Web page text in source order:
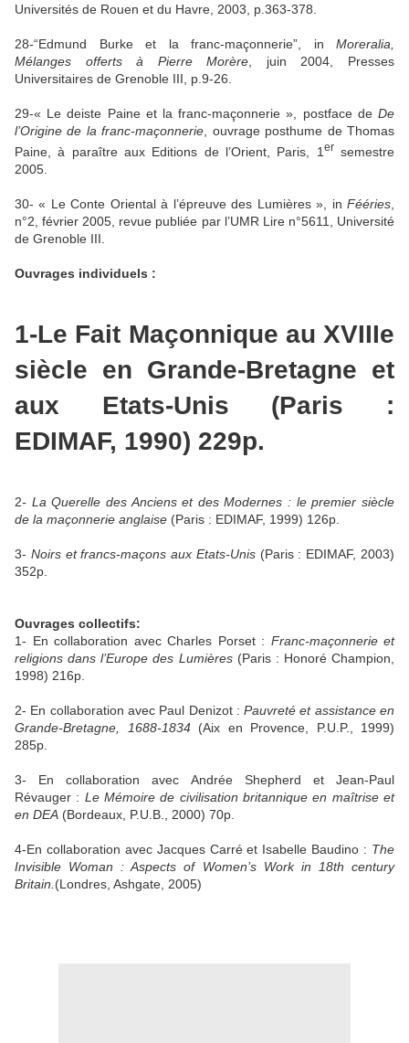
Universités de Rouen et du Havre, 2003, p.363-378.
28-“Edmund Burke et la franc-maçonnerie”, in Moreralia,
Mélanges offerts à Pierre Morère , juin 2004, Presses
Universitaires de Grenoble III, p.9-26.
29-« Le deiste Paine et la franc-maçonnerie », postface de De
l’Origine de la franc-maçonnerie , ouvrage posthume de Thomas
Paine, à paraître aux Editions de l’Orient, Paris, 1 er semestre
2005.
30- « Le Conte Oriental à l’épreuve des Lumières », in Fééries
n°2, février 2005, revue publiée par l’UMR Lire n°5611, Université
de Grenoble III.
Ouvrages individuels :
1-Le Fait Maçonnique au XVIIIe
siècle en Grande-Bretagne et
aux Etats-Unis (Paris :
EDIMAF, 1990) 229p.
2- La Querelle des Anciens et des Modernes : le premier siècle
de la maçonnerie anglaise (Paris : EDIMAF, 1999) 126p.
3- Noirs et francs-maçons aux Etats-Unis (Paris : EDIMAF, 2003)
352p.
Ouvrages collectifs:
1- En collaboration avec Charles Porset : Franc-maçonnerie et
religions dans l’Europe des Lumières(Paris : Honoré Champion,
1998) 216p.
2- En collaboration avec Paul Denizot :Pauvreté et assistance en
Grande-Bretagne, 1688-1834 (Aix en Provence, P.U.P., 1999)
285p.
3- En collaboration avec Andrée Shepherd et Jean-Paul
Révauger : Le Mémoire de civilisation britannique en maîtrise et
en DEA (Bordeaux, P.U.B., 2000) 70p.
4-En collaboration avec Jacques Carré et Isabelle Baudino : The
Invisible Woman : Aspects of Women’s Work in 18th century
Britain. (Londres, Ashgate, 2005)